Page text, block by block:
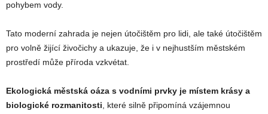
pohybem vody.
Tato moderní zahrada je nejen útočištěm pro lidi, ale také útočištěm
pro volně žijící živočichy a ukazuje, že i v nejhustším městském
prostředí může příroda vzkvétat.
Ekologická městská oáza s vodními prvky je místem krásy a
biologické rozmanitosti , které silně připomíná vzájemnou